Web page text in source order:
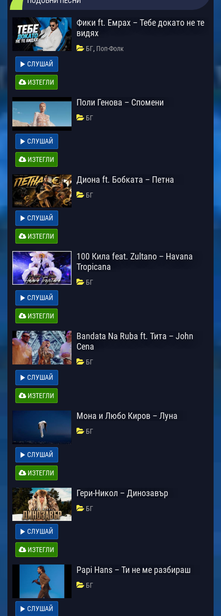
Фики ft. Емрах – Тебе докато не те
видях
БГ, Поп-Фолк
СЛУШАЙ
ИЗТЕГЛИ
Поли Генова – Спомени
БГ
СЛУШАЙ
ИЗТЕГЛИ
Диона ft. Бобката – Петна
БГ
СЛУШАЙ
ИЗТЕГЛИ
100 Кила feat. Zultano – Havana
Tropicana
БГ
СЛУШАЙ
ИЗТЕГЛИ
Bandata Na Ruba ft. Тита – John
Cena
БГ
СЛУШАЙ
ИЗТЕГЛИ
Мона и Любо Киров – Луна
БГ
СЛУШАЙ
ИЗТЕГЛИ
Гери-Никол – Динозавър
БГ
СЛУШАЙ
ИЗТЕГЛИ
Papi Hans – Ти не ме разбираш
БГ
СЛУШАЙ